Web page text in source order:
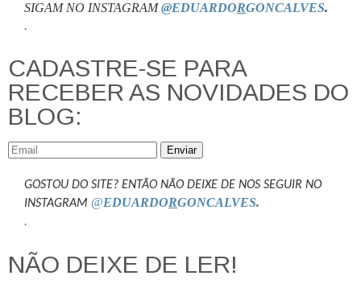
SIGAM NO INSTAGRAM@EDUARDORGONCALVES.
.
CADASTRE-SE PARA
RECEBER AS NOVIDADES DO
BLOG:
Enviar
GOSTOU DO SITE? ENTÃO NÃO DEIXE DE NOS SEGUIR NO
INSTAGRAM @EDUARDORGONCALVES.
.
NÃO DEIXE DE LER!